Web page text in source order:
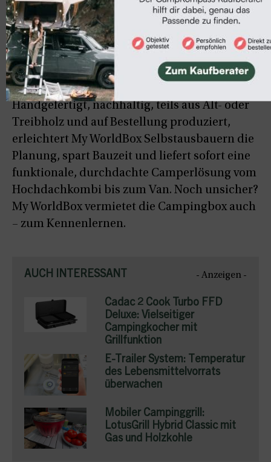
individuell anpassbare maßgeschneiderte
Individual-Box sowie die flexible Modular-
Plattform mit Schwerlastauszug, die
dauerhaft im Fahrzeug bleibt und mit
aufsetzbaren Modulen fürs Kochen, Schlafen,
Kühlen oder Verstauen ergänzt werden kann.
Handgefertigt, nachhaltig, teils aus Alt- oder
Treibholz und auf Bestellung produziert,
erleichtert My WorldBox Selbstausbauern die
Planung, spart Bauzeit und liefert sofort eine
funktionale, durchdachte Camperlösung vom
Hochdachkombi bis zum Van. Noch unsicher?
My WorldBox vermietet die Campingbox auch
– zum Kennenlernen.
AUCH INTERESSANT - Anzeigen -
Cadac 2 Cook Turbo FFD
Deluxe: Vielseitiger
Campingkocher mit
Grillfunktion
E-Trailer System: Temperatur
des Lebensmittelvorrats
überwachen
Mobiler Campinggrill:
LotusGrill Hybrid Classic mit
Gas und Holzkohle